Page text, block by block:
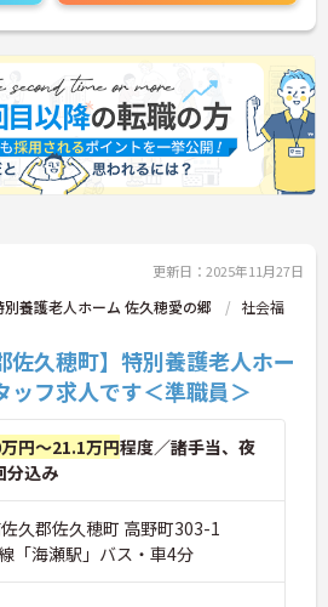
更新日：2025年11月27日
養護老人ホーム 佐久穂愛の郷
社会福
佐久穂町】特別養護老人ホー
ッフ求人です＜準職員＞
円～21.1万円程度／諸手当、夜
分込み
久郡佐久穂町 高野町303-1
「海瀬駅」バス・車4分